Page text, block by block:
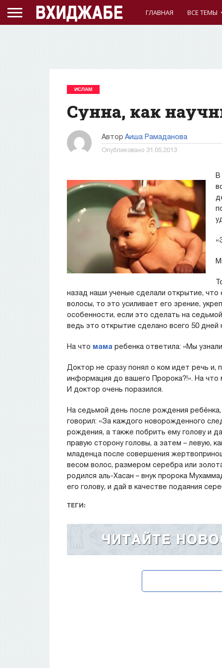
ГЛАВНАЯ ВСЕ ТЕМЫ
ИСЛАМ
Сунна, как
Автор Аиша Рамаданова
Опубликовано 31.05.2013
В
назад наши ученые сделали открытие,
волосы, то это усиливает его зрение,
особенности, если это сделать на
ведь это открытие сделано всего 50 дней
На что мамаребенка ответила: «Мы
Доктор не сразу понял о ком идет речь и,
информация до вашего Пророка?!». На что
И доктор очень поразился.
На седьмой день после рождения ребёнка,
говорил: «За каждого новорожденного
рождения, а также побрить ему голову и
правую сторону головы, а затем – левую,
младенца после совершения
весом волос, размером серебра или
родился аль-Хасан – внук пророка
его голову, и дай в качестве подаяния
ТЕГИ: